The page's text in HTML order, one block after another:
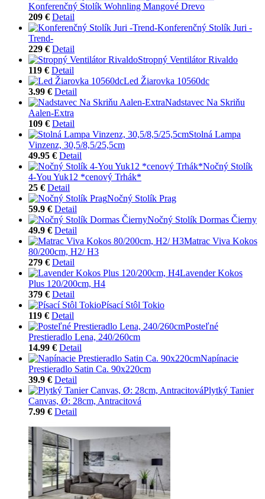
Konferenčný Stolík Wohnling Mangové Drevo
209 € Detail
Konferenčný Stolík Juri -
Trend-
229 € Detail
Stropný Ventilátor Rivaldo
119 € Detail
Led Žiarovka 10560dc
3.99 € Detail
Nadstavec Na Skriňu
Aalen-Extra
109 € Detail
Stolná Lampa
Vinzenz, 30,5/8,5/25,5cm
49.95 € Detail
Nočný Stolík
4-You Yuk12 *cenový Trhák*
25 € Detail
Nočný Stolík Prag
59.9 € Detail
Nočný Stolík Dormas Čierny
49.9 € Detail
Matrac Viva Kokos
80/200cm, H2/ H3
279 € Detail
Lavender Kokos
Plus 120/200cm, H4
379 € Detail
Písací Stôl Tokio
119 € Detail
Posteľné
Prestieradlo Lena, 240/260cm
14.99 € Detail
Napínacie
Prestieradlo Satin Ca. 90x220cm
39.9 € Detail
Plytký Tanier
Canvas, Ø: 28cm, Antracitová
7.99 € Detail